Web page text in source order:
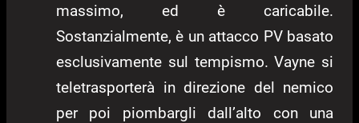
massimo, ed è caricabile.
Sostanzialmente, è un attacco PV basato
esclusivamente sul tempismo. Vayne si
teletrasporterà in direzione del nemico
per poi piombargli dall’alto con una